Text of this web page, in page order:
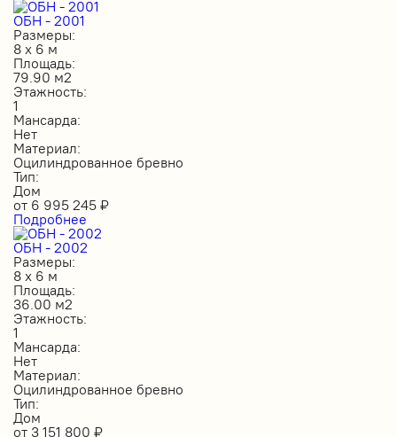
ОБН - 2001
Размеры:
8 х 6 м
Площадь:
79.90 м2
Этажность:
1
Мансарда:
Нет
Материал:
Оцилиндрованное бревно
Тип:
Дом
от 6 995 245 ₽
Подробнее
ОБН - 2002
Размеры:
8 х 6 м
Площадь:
36.00 м2
Этажность:
1
Мансарда:
Нет
Материал:
Оцилиндрованное бревно
Тип:
Дом
от 3 151 800 ₽